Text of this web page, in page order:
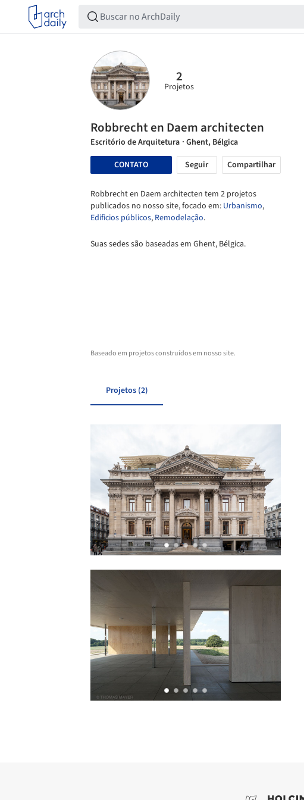
2
Projetos
Robbrecht en Daem architecten
Escritório de Arquitetura · Ghent, Bélgica
CONTATO
Seguir Compartilhar
Robbrecht en Daem architecten tem 2 projetos
publicados no nosso site, focado em: Urbanismo,
Edificios públicos, Remodelação.
Suas sedes são baseadas em Ghent, Bélgica.
Baseado em projetos construídos em nosso site.
Projetos (2)